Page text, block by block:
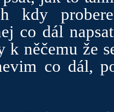
kdy
co dál
k něčemu že
co dál,